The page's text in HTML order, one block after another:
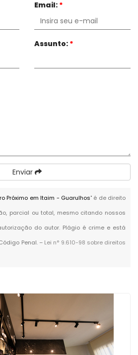
Email: *
Assunto: *
Enviar
Próximo em Itaim - Guarulhos" é de direito
parcial ou total, mesmo citando nossos
do autor. Plágio é crime e está
Penal. – Lei n° 9.610-98 sobre direitos